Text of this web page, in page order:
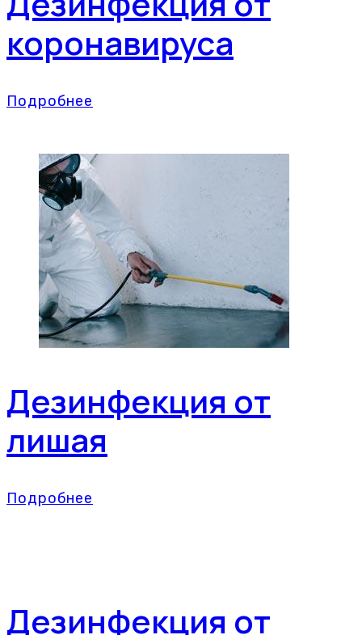
коронавируса
Подробнее
Дезинфекция от
лишая
Подробнее
Дезинфекция от